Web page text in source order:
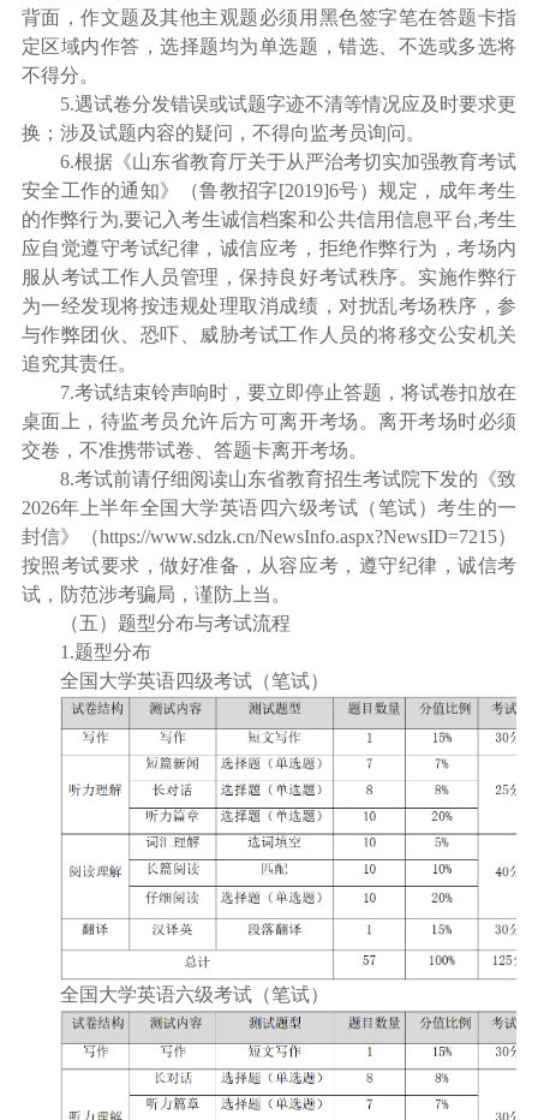
背面，作文题及其他主观题必须用黑色签字笔在答题卡指
定区域内作答，选择题均为单选题，错选、不选或多选将
不得分。
5.遇试卷分发错误或试题字迹不清等情况应及时要求更
换；涉及试题内容的疑问，不得向监考员询问。
6.根据《山东省教育厅关于从严治考切实加强教育考试
安全工作的通知》（鲁教招字[2019]6号）规定，成年考生
的作弊行为,要记入考生诚信档案和公共信用信息平台,考生
应自觉遵守考试纪律，诚信应考，拒绝作弊行为，考场内
服从考试工作人员管理，保持良好考试秩序。实施作弊行
为一经发现将按违规处理取消成绩，对扰乱考场秩序，参
与作弊团伙、恐吓、威胁考试工作人员的将移交公安机关
追究其责任。
7.考试结束铃声响时，要立即停止答题，将试卷扣放在
桌面上，待监考员允许后方可离开考场。离开考场时必须
交卷，不准携带试卷、答题卡离开考场。
8.考试前请仔细阅读山东省教育招生考试院下发的《致
2026年上半年全国大学英语四六级考试（笔试）考生的一
封信》（https://www.sdzk.cn/NewsInfo.aspx?NewsID=7215）
按照考试要求，做好准备，从容应考，遵守纪律，诚信考
试，防范涉考骗局，谨防上当。
（五）题型分布与考试流程
1.题型分布
全国大学英语四级考试（笔试）
全国大学英语六级考试（笔试）